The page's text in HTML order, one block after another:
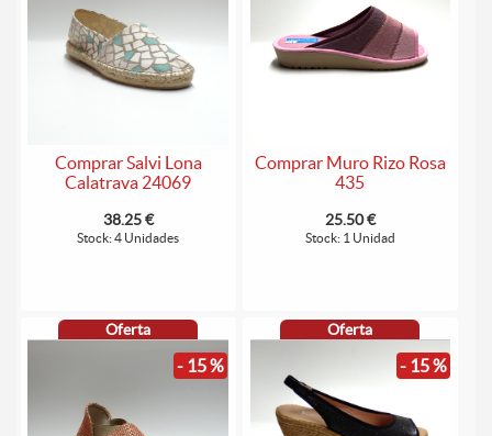
Comprar Salvi Lona
Calatrava 24069
38.25 €
Stock: 4 Unidades
Comprar Muro Rizo Rosa
435
25.50 €
Stock: 1 Unidad
Oferta
- 15 %
Oferta
- 15 %